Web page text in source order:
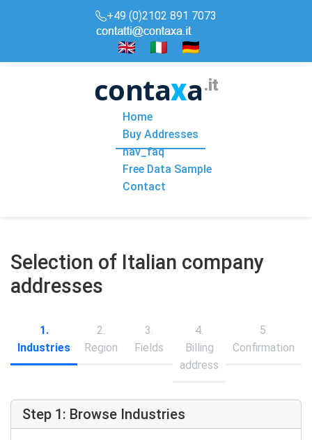
+49 (0)2102 891 7073
contaxa.it
Home
Buy Addresses
nav_faq
Free Data Sample
Contact
Selection of Italian company
addresses
1.
Industries
2.
Region
3.
Fields
4.
Billing
address
5.
Confirmation
Step 1: Browse Industries